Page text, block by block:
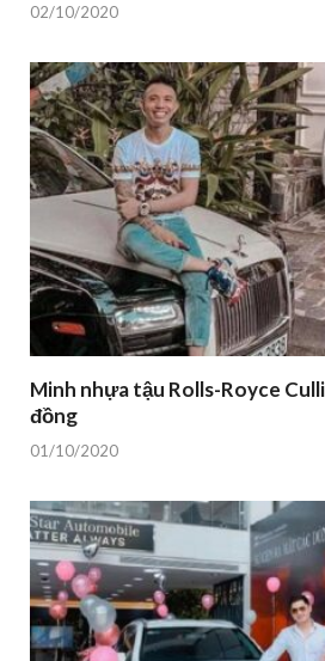
02/10/2020
Minh nhựa tậu Rolls-Royce
đồng
01/10/2020